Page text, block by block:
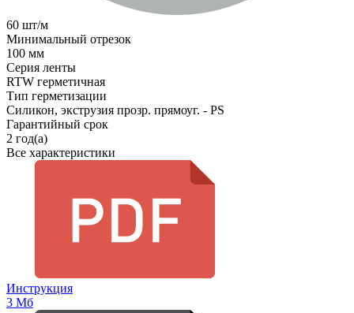
60 шт/м
Минимальный отрезок
100 мм
Серия ленты
RTW герметичная
Тип герметизации
Силикон, экструзия прозр. прямоуг. - PS
Гарантийный срок
2 год(а)
Все характеристики
Инструкция
3 Мб